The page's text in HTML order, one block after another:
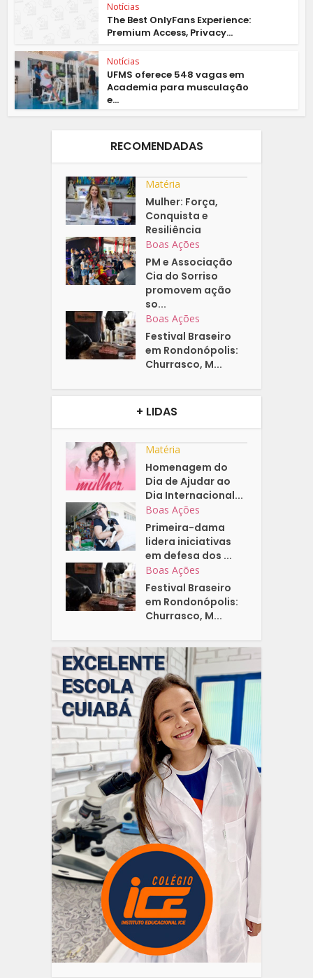
Notícias
The Best OnlyFans Experience:
Premium Access, Privacy...
Notícias
UFMS oferece 548 vagas em
Academia para musculação
e...
RECOMENDADAS
Matéria
Mulher: Força,
Conquista e
Resiliência
Boas Ações
PM e Associação
Cia do Sorriso
promovem ação
so...
Boas Ações
Festival Braseiro
em Rondonópolis:
Churrasco, M...
+ LIDAS
Matéria
Homenagem do
Dia de Ajudar ao
Dia Internacional...
Boas Ações
Primeira-dama
lidera iniciativas
em defesa dos ...
Boas Ações
Festival Braseiro
em Rondonópolis:
Churrasco, M...